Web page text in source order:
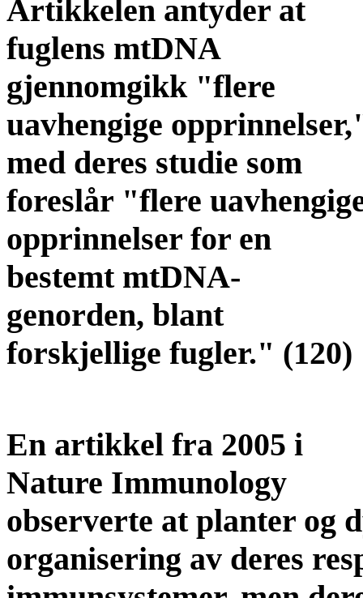
Artikkelen antyder at
fuglens mtDNA
gjennomgikk "flere
uavhengige
med deres studie som
foreslår "flere
opprinnelser for en
bestemt mtDNA-
genorden, blant
forskjellige fugler." (120)
En artikkel fra 2005 i
Nature Immunology
observerte at planter og
organisering av deres